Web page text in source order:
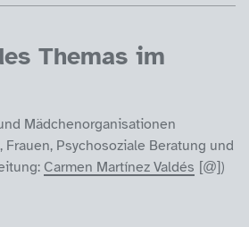
Themas im
Mädchenorganisationen
Psychosoziale Beratung und
Carmen Martínez Valdés )